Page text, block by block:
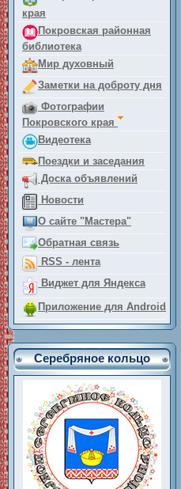
края
Покровская районная
библиотека
Мир духовный
Заметки на доброту дня
Фотографии
Покровского края
Видеотека
Поездки и заседания
Доска объявлений
Новости
О сайте "Мастера"
Обратная связь
RSS - лента
Виджет для Яндекса
Приложение для Android
Серебряное кольцо